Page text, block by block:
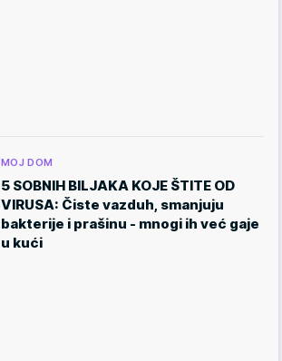
MOJ DOM
5 SOBNIH BILJAKA KOJE ŠTITE OD
VIRUSA: Čiste vazduh, smanjuju
bakterije i prašinu - mnogi ih već gaje
u kući